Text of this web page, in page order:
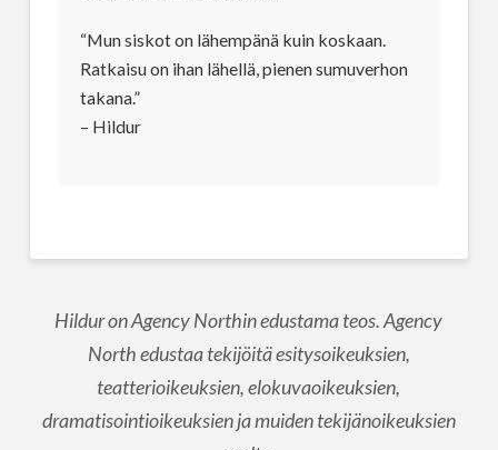
“Mun siskot on lähempänä kuin koskaan.
Ratkaisu on ihan lähellä, pienen sumuverhon
takana.”
– Hildur
Hildur on Agency Northin edustama teos. Agency
North edustaa tekijöitä esitysoikeuksien,
teatterioikeuksien, elokuvaoikeuksien,
dramatisointioikeuksien ja muiden tekijänoikeuksien